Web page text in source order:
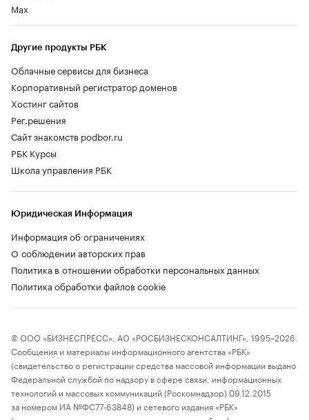
Max
Другие продукты РБК
Облачные сервисы для бизнеса
Корпоративный регистратор доменов
Хостинг сайтов
Рег.решения
Сайт знакомств podbor.ru
РБК Курсы
Школа управления РБК
Юридическая Информация
Информация об ограничениях
О соблюдении авторских прав
Политика в отношении обработки персональных данных
Политика обработки файлов cookie
© ООО «БИЗНЕСПРЕСС», АО «РОСБИЗНЕСКОНСАЛТИНГ», 1995–2026.
Сообщения и материалы информационного агентства «РБК»
(свидетельство о регистрации средства массовой информации выдано
Федеральной службой по надзору в сфере связи, информационных
технологий и массовых коммуникаций (Роскомнадзор) 09.12.2015
за номером ИА №ФС77-63848) и сетевого издания «РБК»